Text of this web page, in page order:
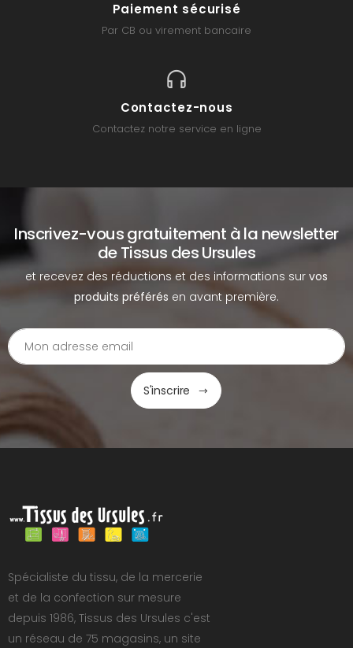
Paiement sécurisé
Par CB ou virement bancaire
Contactez-nous
Contactez notre service en ligne
Inscrivez-vous gratuitement à la newsletter
de Tissus des Ursules
et recevez des réductions et des informations sur vos
produits préférés en avant première.
S'inscrire
Spécialiste du tissu, de la mercerie
et de la confection sur mesure
depuis 1986, Tissus des Ursules c'est
un réseau de 75 magasins, un site